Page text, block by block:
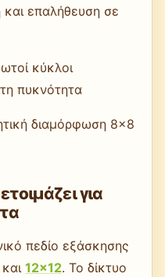
επαλήθευση σε
κύκλοι
πυκνότητα
διαμόρφωση 8×8
για
πεδίο εξάσκησης
και 12×12. Το δίκτυο